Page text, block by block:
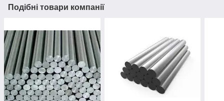
Подібні товари компанії